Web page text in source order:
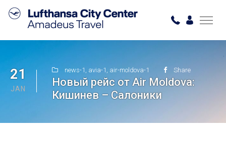
21
JAN
news-1 , avia-1 , air-moldova-1 Share
Новый рейс от Air Moldova:
Кишинев – Салоники